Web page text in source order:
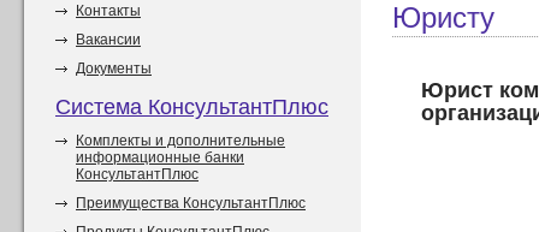
Контакты
Вакансии
Документы
Система КонсультантПлюс
Комплекты и дополнительные
информационные банки
КонсультантПлюс
Преимущества КонсультантПлюс
Юристу
Юрист